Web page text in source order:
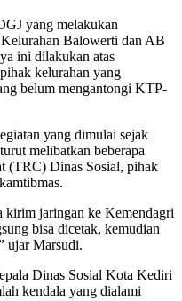
yang melakukan
Balowerti dan AB
ini dilakukan atas
kelurahan yang
belum mengantongi KTP-
yang dimulai sejak
melibatkan beberapa
(TRC) Dinas Sosial, pihak
kirim jaringan ke Kemendagri
bisa dicetak, kemudian
ujar Marsudi.
Dinas Sosial Kota Kediri
kendala yang dialami